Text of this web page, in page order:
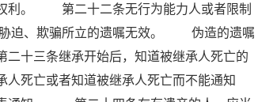
权利。 第二十二条无行为能力人或者限制
迫、欺骗所立的遗嘱无效。 伪造的遗嘱
三条继承开始后，知道被继承人死亡的
死亡或者知道被继承人死亡而不能通知